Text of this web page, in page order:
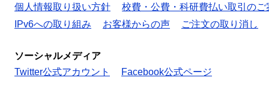
個人情報取り扱い方針
校費・公費・科研費払い取引のご
IPv6への取り組み
お客様からの声 ご注文の取り消し
ソーシャルメディア
Twitter公式アカウント
Facebook公式ページ